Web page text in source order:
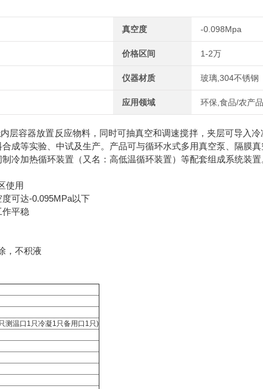
真空度 -0.098Mpa
价格区间 1-2万
仪器材质 玻璃,304不锈钢
应用领域 环保,食品/农产
内层容器放置反应物料，同时可抽真空和调速搅拌，夹层可导入
成等实验、中试及生产。产品可与循环水式多用真空泵、隔膜
冷加热循环装置（又名：高低温循环装置）等配套组成系统装置
使用
可达-0.095MPa以下
平稳
，不积液
测温口1只冷凝1只备用口1只)